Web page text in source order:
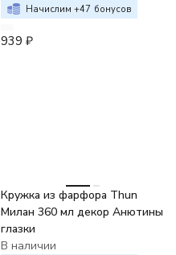
Начислим +47 бонусов
939 ₽
Кружка из фарфора Thun
Милан 360 мл декор Анютины
глазки
В наличии